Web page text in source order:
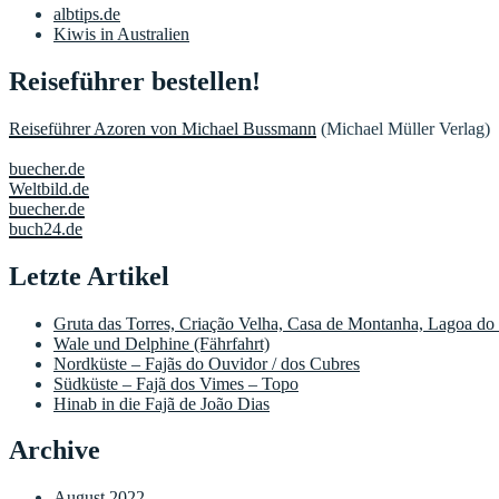
albtips.de
Kiwis in Australien
Reiseführer bestellen!
Reiseführer Azoren von Michael Bussmann (Michael Müller Verlag)
buecher.de
Weltbild.de
buecher.de
buch24.de
Letzte Artikel
Gruta das Torres, Criação Velha, Casa de Montanha, Lagoa
Wale und Delphine (Fährfahrt)
Nordküste – Fajãs do Ouvidor / dos Cubres
Südküste – Fajã dos Vimes – Topo
Hinab in die Fajã de João Dias
Archive